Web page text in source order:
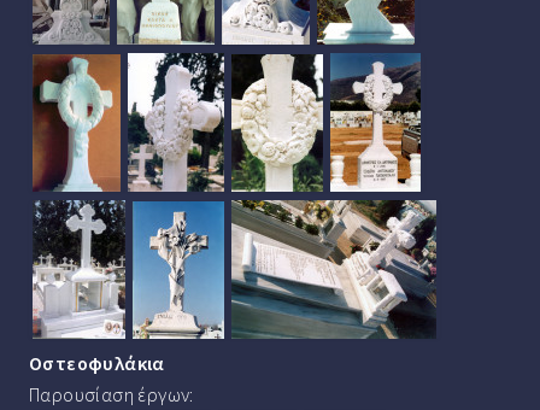
Οστεοφυλάκια
Παρουσίαση έργων: